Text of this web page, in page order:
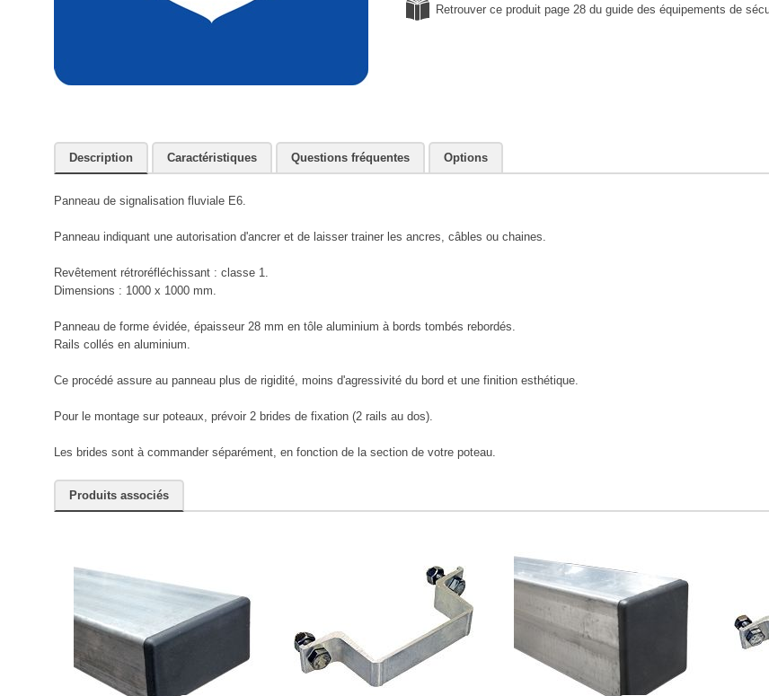
Retrouver ce produit page 28 du guide des équipements de
Description Caractéristiques Questions fréquentes Options
Panneau de signalisation fluviale E6.
Panneau indiquant une autorisation d'ancrer et de laisser trainer les ancres, câbles ou chaines.
Revêtement rétroréfléchissant : classe 1.
Dimensions : 1000 x 1000 mm.
Panneau de forme évidée, épaisseur 28 mm en tôle aluminium à bords tombés rebordés.
Rails collés en aluminium.
Ce procédé assure au panneau plus de rigidité, moins d'agressivité du bord et une finition esthétique.
Pour le montage sur poteaux, prévoir 2 brides de fixation (2 rails au dos).
Les brides sont à commander séparément, en fonction de la section de votre poteau.
Produits associés